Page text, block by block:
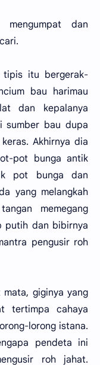
mengumpat dan
tipis itu bergerak-
bau harimau
dan kepalanya
sumber bau dupa
Akhirnya dia
pot bunga antik
pot bunga dan
yang melangkah
memegang
putih dan bibirnya
pengusir roh
giginya yang
tertimpa cahaya
lorong istana.
pendeta ini
roh jahat.